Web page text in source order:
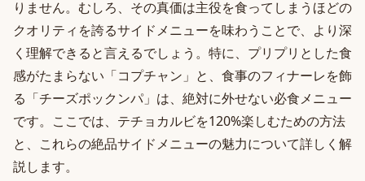
りません。むしろ、その真価は主役を食ってしまうほどの
クオリティを誇るサイドメニューを味わうことで、より深
く理解できると言えるでしょう。特に、プリプリとした食
感がたまらない「コプチャン」と、食事のフィナーレを飾
る「チーズポックンパ」は、絶対に外せない必食メニュー
です。ここでは、テチョカルビを120%楽しむための方法
と、これらの絶品サイドメニューの魅力について詳しく解
説します。